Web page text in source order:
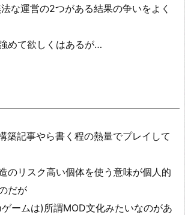
な運営の2つがある結果の争いをよく
めて欲しくはあるが…
築記事やら書く程の熱量でプレイして
のリスク高い個体を使う意味が個人的
だが
ームは)所謂MOD文化みたいなのがあ